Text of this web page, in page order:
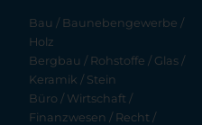
Bau / Baunebengewerbe /
Holz
Bergbau / Rohstoffe / Glas /
Keramik / Stein
Büro / Wirtschaft /
Finanzwesen / Recht /